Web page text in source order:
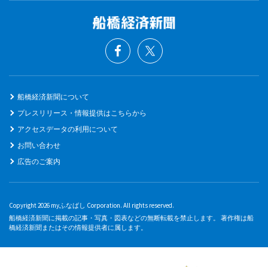
船橋経済新聞について
プレスリリース・情報提供はこちらから
アクセスデータの利用について
お問い合わせ
広告のご案内
Copyright 2026 myふなばし Corporation. All rights reserved.
船橋経済新聞に掲載の記事・写真・図表などの無断転載を禁止します。 著作権は船
橋経済新聞またはその情報提供者に属します。